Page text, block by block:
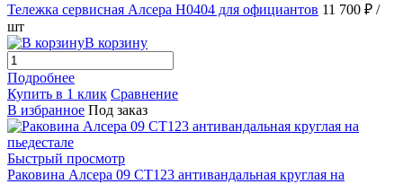
Тележка сервисная Алсера H0404 для официантов 11 700 ₽ /
шт
В корзину
Подробнее
Купить в 1 клик Сравнение
В избранное Под заказ
Быстрый просмотр
Раковина Алсера 09 CT123 антивандальная круглая на